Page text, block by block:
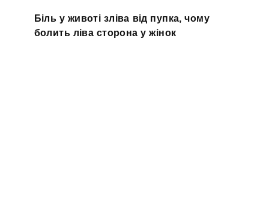
Біль у животі зліва від пупка, чому
болить ліва сторона у жінок